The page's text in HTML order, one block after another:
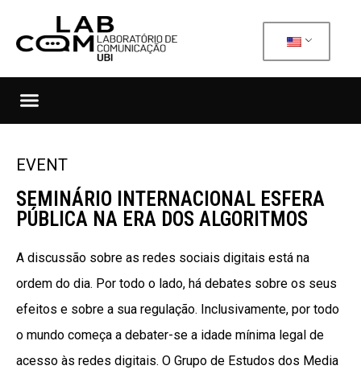
EVENT
SEMINÁRIO INTERNACIONAL ESFERA
PÚBLICA NA ERA DOS ALGORITMOS
A discussão sobre as redes sociais digitais está na
ordem do dia. Por todo o lado, há debates sobre os seus
efeitos e sobre a sua regulação. Inclusivamente, por todo
o mundo começa a debater-se a idade mínima legal de
acesso às redes digitais. O Grupo de Estudos dos Media